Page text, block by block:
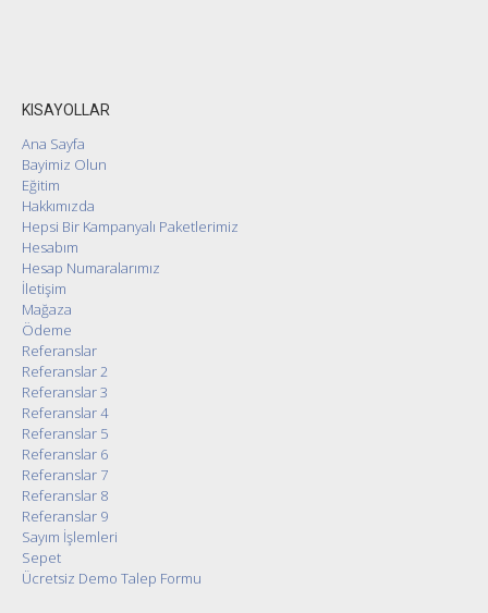
KISAYOLLAR
Ana Sayfa
Bayimiz Olun
Eğitim
Hakkımızda
Hepsi Bir Kampanyalı Paketlerimiz
Hesabım
Hesap Numaralarımız
İletişim
Mağaza
Ödeme
Referanslar
Referanslar 2
Referanslar 3
Referanslar 4
Referanslar 5
Referanslar 6
Referanslar 7
Referanslar 8
Referanslar 9
Sayım İşlemleri
Sepet
Ücretsiz Demo Talep Formu